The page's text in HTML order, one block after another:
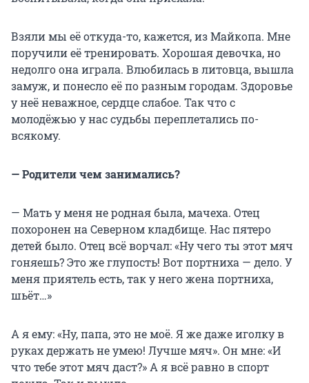
Взяли мы её откуда-то, кажется, из Майкопа. Мне
поручили её тренировать. Хорошая девочка, но
недолго она играла. Влюбилась в литовца, вышла
замуж, и понесло её по разным городам. Здоровье
у неё неважное, сердце слабое. Так что с
молодёжью у нас судьбы переплетались по-
всякому.
— Родители чем занимались?
— Мать у меня не родная была, мачеха. Отец
похоронен на Северном кладбище. Нас пятеро
детей было. Отец всё ворчал: «Ну чего ты этот мяч
гоняешь? Это же глупость! Вот портниха — дело. У
меня приятель есть, так у него жена портниха,
шьёт…»
А я ему: «Ну, папа, это не моё. Я же даже иголку в
руках держать не умею! Лучше мяч». Он мне: «И
что тебе этот мяч даст?» А я всё равно в спорт